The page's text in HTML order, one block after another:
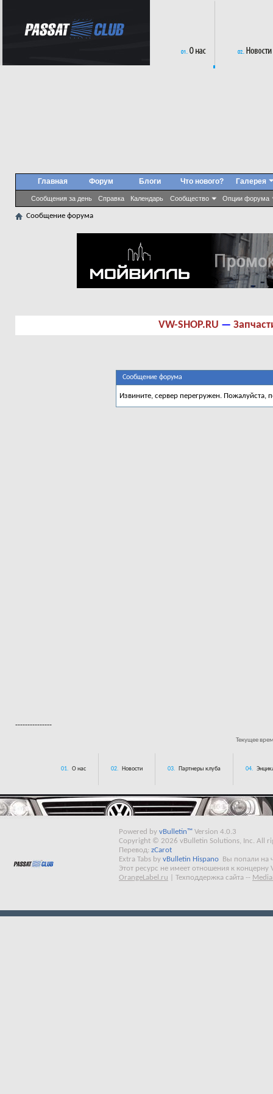
Главная Форум
Сообщения за день Справка Календарь Сообщество Опции форума
Блоги Что нового? Галерея
Сообщение форума
VW-SHOP.RU —
Сообщение форума
Извините, сервер перегружен. Пожалуйста,
---------------
Текущее
01. О нас 02. Новости 03. Партнеры клуба 04.
Powered by vBulletin™ Version 4.0.3
Copyright © 2026 vBulletin Solutions, Inc. All
Перевод: zCarot
Extra Tabs by vBulletin Hispano
Вы попали на
Этот ресурс не имеет отношения к концерну
OrangeLabel.ru
Техподдержка сайта --